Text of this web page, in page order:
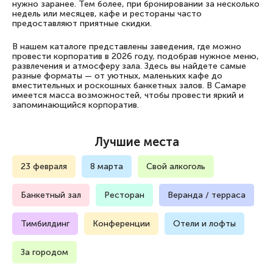
нужно заранее. Тем более, при бронировании за несколько
недель или месяцев, кафе и рестораны часто
предоставляют приятные скидки.
В нашем каталоге представлены заведения, где можно
провести корпоратив в 2026 году, подобрав нужное меню,
развлечения и атмосферу зала. Здесь вы найдете самые
разные форматы — от уютных, маленьких кафе до
вместительных и роскошных банкетных залов. В Самаре
имеется масса возможностей, чтобы провести яркий и
запоминающийся корпоратив.
Лучшие места
23 февраля 8 марта Свой алкоголь
Банкетный зал Ресторан Веранда / терраса
Тимбилдинг Конференции Отели и лофты
За городом